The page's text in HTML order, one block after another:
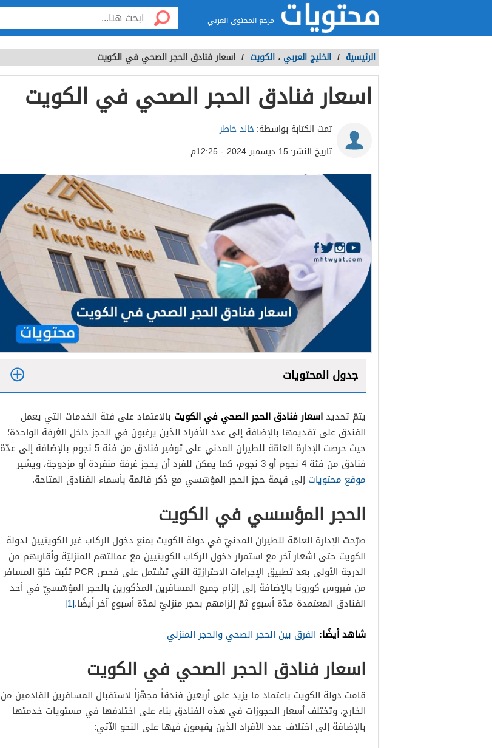
مرجع المحتوى العربي
الرئيسية / الخليج العربي ، الكويت / اسعار فنادق الحجر الصحي في الكويت
اسعار فنادق الحجر الصحي في الكويت
تمت الكتابة بواسطة:خالد خاطر
تاريخ النشر:15 ديسمبر 2024 - 12:25م
جدول المحتويات
كيفية تسجيل المسافرين في منصة كويت مسافر
يتمّ تحديداسعار فنادق الحجر الصحي في الكويت بالاعتماد على فئة الخدمات التي يعمل
الفندق على تقديمها بالإضافة إلى عدد الأفراد الذين يرغبون في الحجز داخل الغرفة الواحدة؛
حيث حرصت الإدارة العامّة للطيران المدني على توفير فنادق من فئة 5 نجوم بالإضافة إلى عدّة
فنادق من فئة 4 نجوم أو 3 نجوم، كما يمكن للفرد أن يحجز غرفة منفردة أو مزدوجة، ويشير
موقع محتويات إلى قيمة حجز الحجر المؤسّسي مع ذكر قائمة بأسماء الفنادق المتاحة.
الحجر المؤسسي في الكويت
صرّحت الإدارة العامّة للطيران المدنيّ في دولة الكويت بمنع دخول الركاب غير الكويتيين لدولة
الكويت حتى اشعار آخر مع استمرار دخول الركاب الكويتيين مع عمالتهم المنزليّة وأقاربهم من
الدرجة الأولى بعد تطبيق الإجراءات الاحترازيّة التي تشتمل على فحص PCR تثبت خلوّ المسافر
من فيروس كورونا بالإضافة إلى إلزام جميع المسافرين المذكورين بالحجر المؤسّسيّ في أحد
الفنادق المعتمدة مدّة أسبوع ثمّ إلزامهم بحجر منزليّ لمدّة أسبوع آخر أيضًا.[1]
شاهد أيضًا: الفرق بين الحجر الصحي والحجر المنزلي
اسعار فنادق الحجر الصحي في الكويت
قامت دولة الكويت باعتماد ما يزيد على أربعين فندقاً مجهّزاً لاستقبال المسافرين القادمين من
الخارج، وتختلف أسعار الحجوزات في هذه الفنادق بناء على اختلافها في مستويات خدمتها
بالإضافة إلى اختلاف عدد الأفراد الذين يقيمون فيها على النحو الآتي: